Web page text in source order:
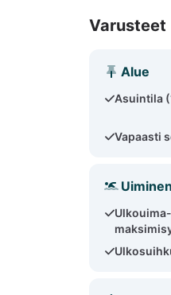
Varusteet
Alue
Asuintila
Vapaasti